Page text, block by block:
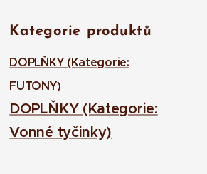
Kategorie produktů
DOPLŇKY (Kategorie:
FUTONY)
DOPLŇKY (Kategorie:
Vonné tyčinky)